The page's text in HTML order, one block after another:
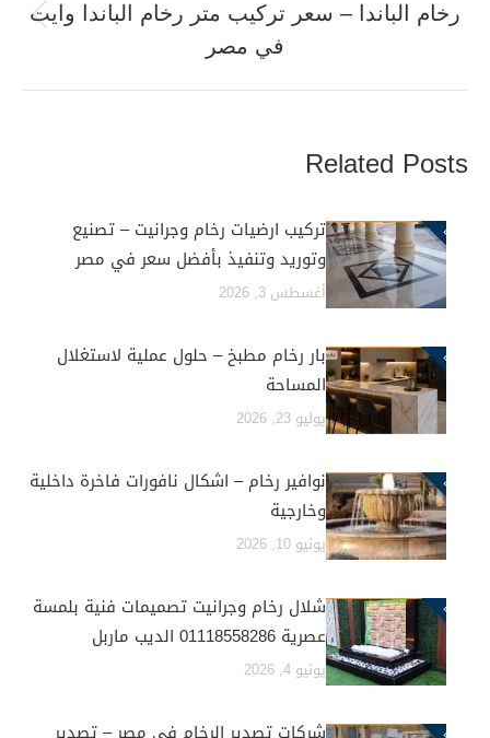
Previous
post:
رخام الباندا – سعر تركيب متر رخام الباندا وايت
في مصر
Related Posts
تركيب ارضيات رخام وجرانيت – تصنيع
وتوريد وتنفيذ بأفضل سعر في مصر
أغسطس 3, 2026
بار رخام مطبخ – حلول عملية لاستغلال
المساحة
يوليو 23, 2026
نوافير رخام – اشكال نافورات فاخرة داخلية
وخارجية
يونيو 10, 2026
شلال رخام وجرانيت تصميمات فنية بلمسة
عصرية 01118558286 الديب ماربل
يونيو 4, 2026